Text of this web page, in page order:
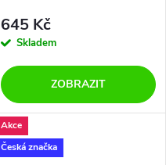
645 Kč
Skladem
ZOBRAZIT
Akce
Česká značka